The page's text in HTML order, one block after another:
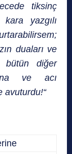
tiksinç
yazgılı
duaları ve
bütün diğer
ve acı
avuturdu!“